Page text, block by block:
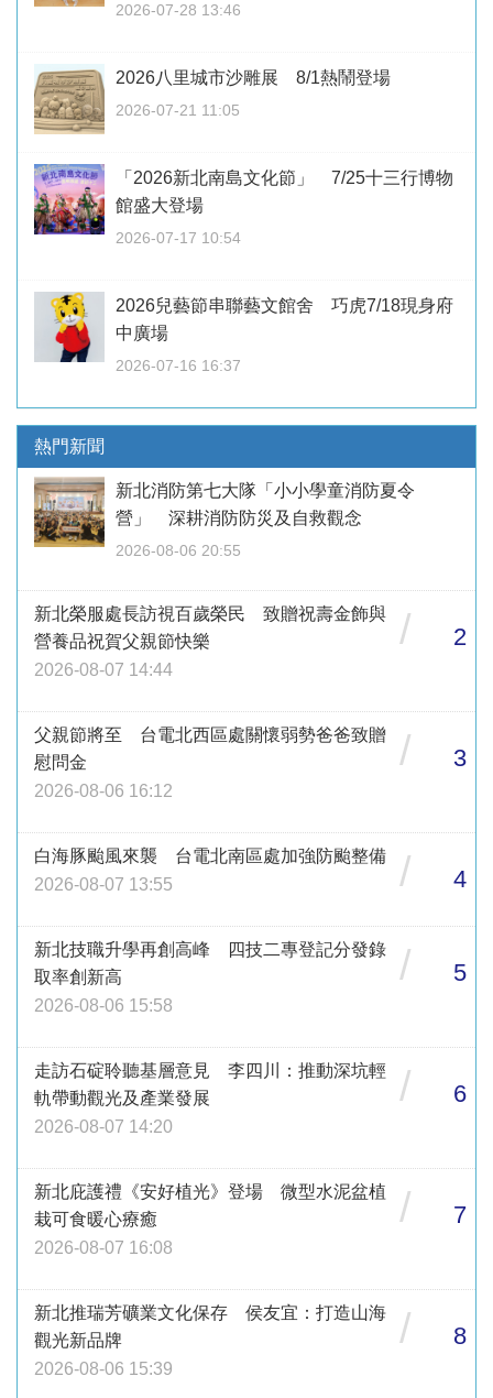
2026-07-28 13:46
2026八里城市沙雕展 8/1熱鬧登場
2026-07-21 11:05
「2026新北南島文化節」 7/25十三行博物
館盛大登場
2026-07-17 10:54
2026兒藝節串聯藝文館舍 巧虎7/18現身府
中廣場
2026-07-16 16:37
熱門新聞
新北消防第七大隊「小小學童消防夏令
營」 深耕消防防災及自救觀念
2026-08-06 20:55
新北榮服處長訪視百歲榮民 致贈祝壽金飾與
營養品祝賀父親節快樂
2026-08-07 14:44
/ 2
父親節將至 台電北西區處關懷弱勢爸爸致贈
慰問金
2026-08-06 16:12
/ 3
白海豚颱風來襲 台電北南區處加強防颱整備
2026-08-07 13:55
/ 4
新北技職升學再創高峰 四技二專登記分發錄
取率創新高
2026-08-06 15:58
/ 5
走訪石碇聆聽基層意見 李四川：推動深坑輕
軌帶動觀光及產業發展
2026-08-07 14:20
/ 6
新北庇護禮《安好植光》登場 微型水泥盆植
栽可食暖心療癒
2026-08-07 16:08
/ 7
新北推瑞芳礦業文化保存 侯友宜：打造山海
觀光新品牌
2026-08-06 15:39
/ 8